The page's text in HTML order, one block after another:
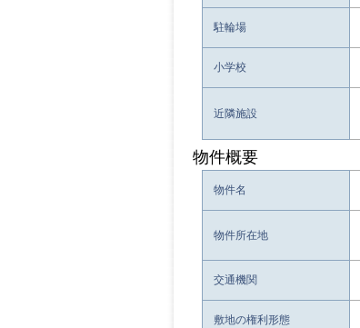
駐輪場
小学校
近隣施設
物件概要
物件名
物件所在地
交通機関
敷地の権利形態